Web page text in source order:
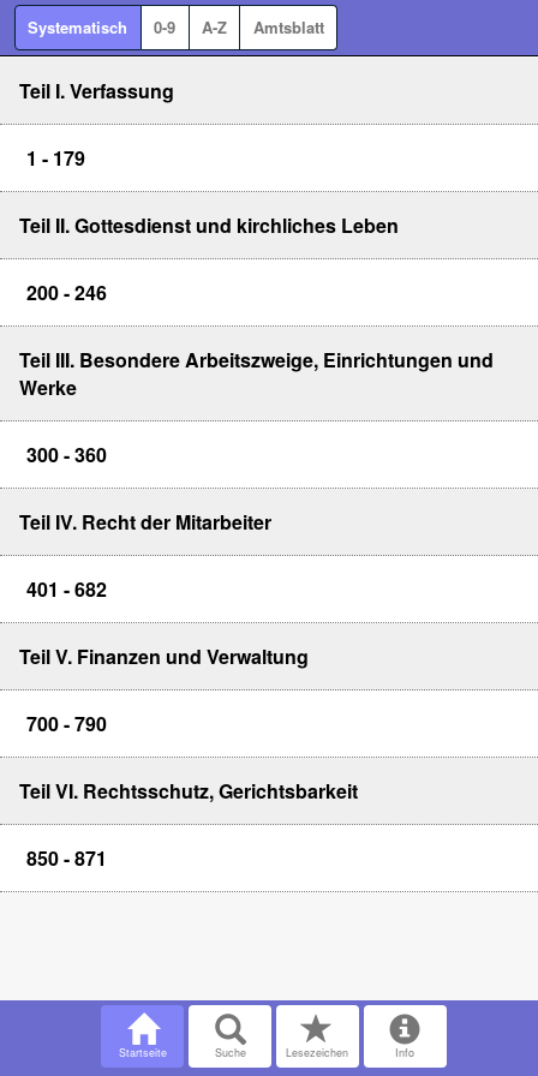
Systematisch 0-9 A-Z Amtsblatt
Teil I. Verfassung
1 - 179
Teil II. Gottesdienst und kirchliches Leben
200 - 246
Teil III. Besondere Arbeitszweige, Einrichtungen und
Werke
300 - 360
Teil IV. Recht der Mitarbeiter
401 - 682
Teil V. Finanzen und Verwaltung
700 - 790
Teil VI. Rechtsschutz, Gerichtsbarkeit
850 - 871
Startseite Suche Lesezeichen Info